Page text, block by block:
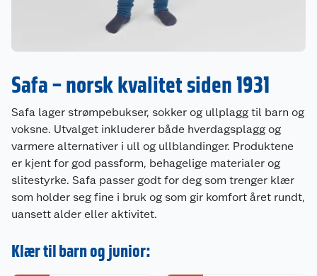
Safa – norsk kvalitet siden 1931
Safa lager strømpebukser, sokker og ullplagg til barn og
voksne. Utvalget inkluderer både hverdagsplagg og
varmere alternativer i ull og ullblandinger. Produktene
er kjent for god passform, behagelige materialer og
slitestyrke. Safa passer godt for deg som trenger klær
som holder seg fine i bruk og som gir komfort året rundt,
uansett alder eller aktivitet.
Klær til barn og junior: